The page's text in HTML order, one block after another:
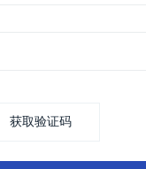
获取验证码